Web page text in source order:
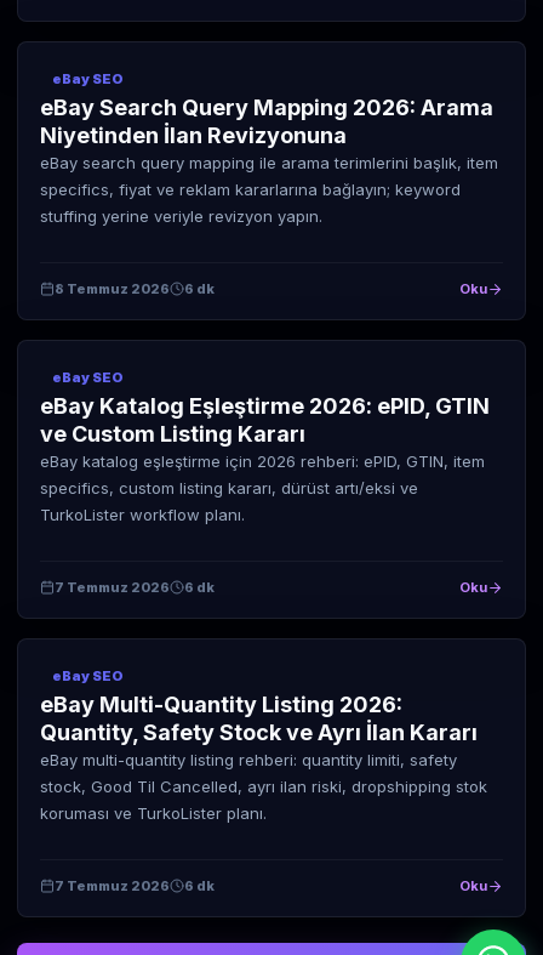
eBay SEO
eBay Search Query Mapping 2026: Arama
Niyetinden İlan Revizyonuna
eBay search query mapping ile arama terimlerini başlık, item
specifics, fiyat ve reklam kararlarına bağlayın; keyword
stuffing yerine veriyle revizyon yapın.
8 Temmuz 2026 6 dk Oku
eBay SEO
eBay Katalog Eşleştirme 2026: ePID, GTIN
ve Custom Listing Kararı
eBay katalog eşleştirme için 2026 rehberi: ePID, GTIN, item
specifics, custom listing kararı, dürüst artı/eksi ve
TurkoLister workflow planı.
7 Temmuz 2026 6 dk Oku
eBay SEO
eBay Multi-Quantity Listing 2026:
Quantity, Safety Stock ve Ayrı İlan Kararı
eBay multi-quantity listing rehberi: quantity limiti, safety
stock, Good Til Cancelled, ayrı ilan riski, dropshipping stok
koruması ve TurkoLister planı.
7 Temmuz 2026 6 dk Oku